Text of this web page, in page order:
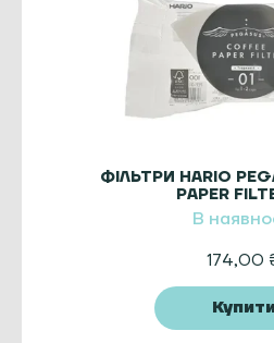
ФІЛЬТРИ HARIO
PAPER
В
174,00